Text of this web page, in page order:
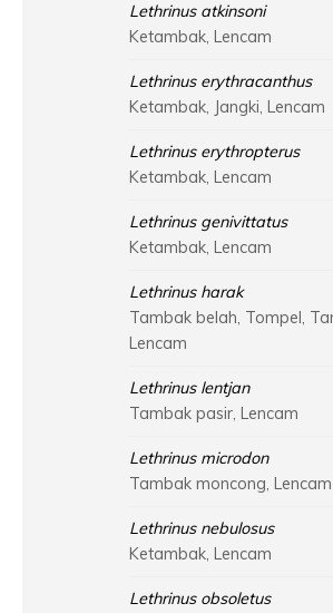
Lethrinus atkinsoni
Ketambak, Lencam
Lethrinus erythracanthus
Ketambak, Jangki, Lencam
Lethrinus erythropterus
Ketambak, Lencam
Lethrinus genivittatus
Ketambak, Lencam
Lethrinus harak
Tambak belah, Tompel,
Lencam
Lethrinus lentjan
Tambak pasir, Lencam
Lethrinus microdon
Tambak moncong, Lencam
Lethrinus nebulosus
Ketambak, Lencam
Lethrinus obsoletus